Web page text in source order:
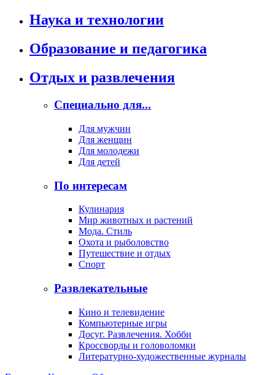
Наука и технологии
Образование и педагогика
Отдых и развлечения
Специально для...
Для мужчин
Для женщин
Для молодежи
Для детей
По интересам
Кулинария
Мир животных и растений
Мода. Стиль
Охота и рыболовство
Путешествие и отдых
Спорт
Развлекательные
Кино и телевидение
Компьютерные игры
Досуг. Развлечения. Хобби
Кроссворды и головоломки
Литературно-художественные журналы